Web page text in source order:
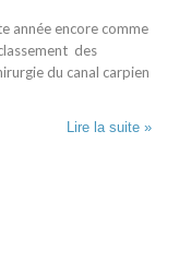
année encore comme
des
du canal carpien
Lire la suite »